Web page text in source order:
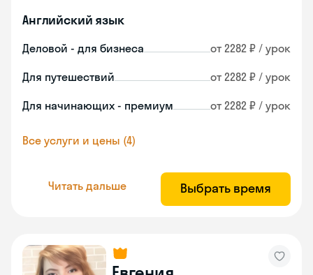
Английский язык
Деловой - для бизнеса от 2282 ₽ / урок
Для путешествий от 2282 ₽ / урок
Для начинающих - премиум от 2282 ₽ / урок
Все услуги и цены (4)
Читать дальше Выбрать время